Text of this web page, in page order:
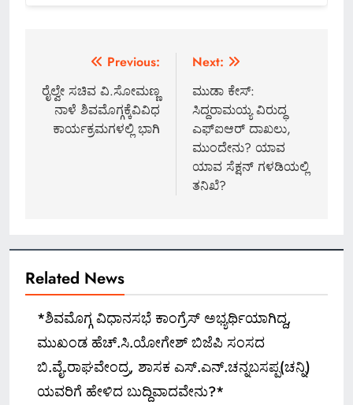
navigation
Previous:
ರೈಲ್ವೇ ಸಚಿವ ವಿ.ಸೋಮಣ್ಣ
ನಾಳೆ ಶಿವಮೊಗ್ಗಕ್ಕೆವಿವಿಧ
ಕಾರ್ಯಕ್ರಮಗಳಲ್ಲಿ ಭಾಗಿ
Next:
ಮುಡಾ ಕೇಸ್:
ಸಿದ್ದರಾಮಯ್ಯ ವಿರುದ್ಧ
ಎಫ್​ಐಆರ್ ದಾಖಲು,
ಮುಂದೇನು? ಯಾವ
ಯಾವ ಸೆಕ್ಷನ್ ಗಳಡಿಯಲ್ಲಿ
ತನಿಖೆ?
Related News
*ಶಿವಮೊಗ್ಗ ವಿಧಾನಸಭೆ ಕಾಂಗ್ರೆಸ್ ಅಭ್ಯರ್ಥಿಯಾಗಿದ್ದ,
ಮುಖಂಡ ಹೆಚ್.ಸಿ.ಯೋಗೇಶ್ ಬಿಜೆಪಿ ಸಂಸದ
ಬಿ.ವೈ.ರಾಘವೇಂದ್ರ, ಶಾಸಕ ಎಸ್.ಎನ್.ಚನ್ನಬಸಪ್ಪ(ಚನ್ನಿ)
ಯವರಿಗೆ ಹೇಳಿದ ಬುದ್ದಿವಾದವೇನು?*